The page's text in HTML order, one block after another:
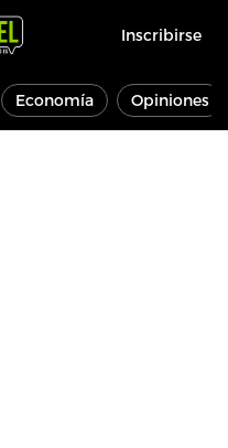
Inscribirse
Economía Opiniones